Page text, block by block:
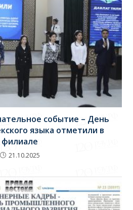
событие – День
языка отметили в
филиале
21.10.2025